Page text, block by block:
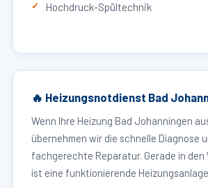
Hochdruck-Spültechnik
🔥 Heizungsnotdienst Bad
Wenn Ihre Heizung Bad Johanningen
übernehmen wir die schnelle Diagnose
fachgerechte Reparatur. Gerade in
ist eine funktionierende